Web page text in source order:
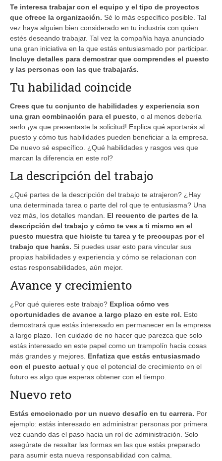
Te interesa trabajar con el equipo y el tipo de proyectos
que ofrece la organización. Sé lo más específico posible. Tal
vez haya alguien bien considerado en tu industria con quien
estés deseando trabajar. Tal vez la compañía haya anunciado
una gran iniciativa en la que estás entusiasmado por participar.
Incluye detalles para demostrar que comprendes el puesto
y las personas con las que trabajarás.
Tu habilidad coincide
Crees que tu conjunto de habilidades y experiencia son
una gran combinación para el puesto , o al menos debería
serlo ¡ya que presentaste la solicitud! Explica qué aportarás al
puesto y cómo tus habilidades pueden beneficiar a la empresa.
De nuevo sé específico. ¿Qué habilidades y rasgos ves que
marcan la diferencia en este rol?
La descripción del trabajo
¿Qué partes de la descripción del trabajo te atrajeron? ¿Hay
una determinada tarea o parte del rol que te entusiasma? Una
vez más, los detalles mandan. El recuento de partes de la
descripción del trabajo y cómo te ves a ti mismo en el
puesto muestra que hiciste tu tarea y te preocupas por el
trabajo que harás. Si puedes usar esto para vincular sus
propias habilidades y experiencia y cómo se relacionan con
estas responsabilidades, aún mejor.
Avance y crecimiento
¿Por qué quieres este trabajo? Explica cómo ves
oportunidades de avance a largo plazo en este rol. Esto
demostrará que estás interesado en permanecer en la empresa
a largo plazo. Ten cuidado de no hacer que parezca que solo
estás interesado en este papel como un trampolín hacia cosas
más grandes y mejores. Enfatiza que estás entusiasmado
con el puesto actual y que el potencial de crecimiento en el
futuro es algo que esperas obtener con el tiempo.
Nuevo reto
Estás emocionado por un nuevo desafío en tu carrera. Por
ejemplo: estás interesado en administrar personas por primera
vez cuando das el paso hacia un rol de administración. Solo
asegúrate de resaltar las formas en las que estás preparado
para asumir esta nueva responsabilidad con calma.